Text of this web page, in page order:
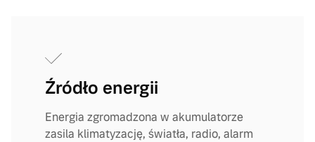
Źródło energii
Energia zgromadzona w akumulatorze
zasila klimatyzację, światła, radio, alarm